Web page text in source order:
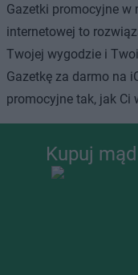
Gazetki promocyjne w
internetowej to
Twojej wygodzie i
Gazetkę za darmo na
promocyjne tak, jak Ci
Kupuj